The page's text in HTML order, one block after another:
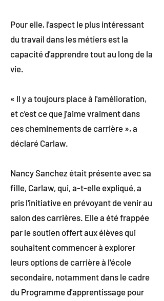
Pour elle, l'aspect le plus intéressant
du travail dans les métiers est la
capacité d'apprendre tout au long de la
vie.
« Il y a toujours place à l'amélioration,
et c'est ce que j'aime vraiment dans
ces cheminements de carrière », a
déclaré Carlaw.
Nancy Sanchez était présente avec sa
fille, Carlaw, qui, a-t-elle expliqué, a
pris l'initiative en prévoyant de venir au
salon des carrières. Elle a été frappée
par le soutien offert aux élèves qui
souhaitent commencer à explorer
leurs options de carrière à l'école
secondaire, notamment dans le cadre
du Programme d'apprentissage pour